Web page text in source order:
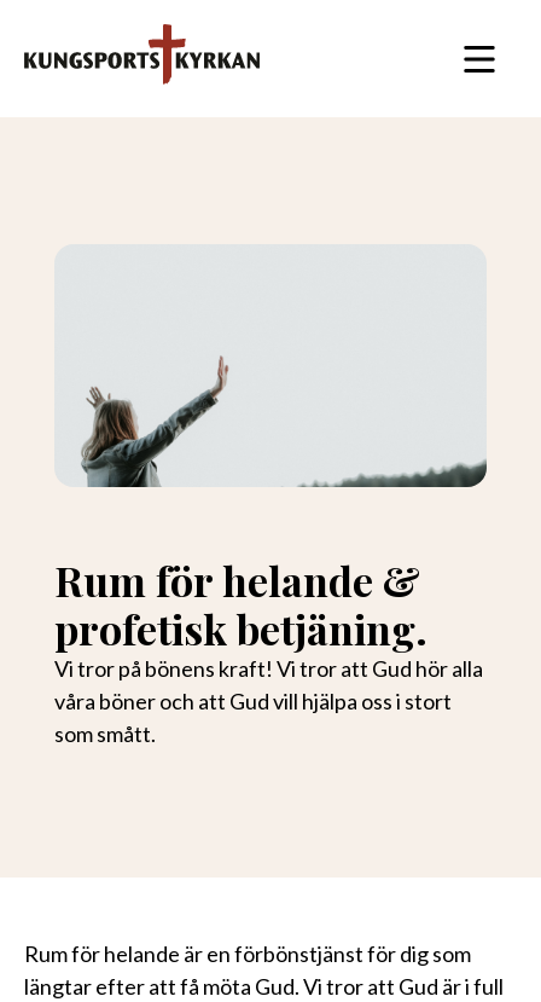
Rum för helande &
profetisk betjäning.
Vi tror på bönens kraft! Vi tror att Gud hör alla
våra böner och att Gud vill hjälpa oss i stort
som smått.
Rum för helande är en förbönstjänst för dig som
längtar efter att få möta Gud. Vi tror att Gud är i full